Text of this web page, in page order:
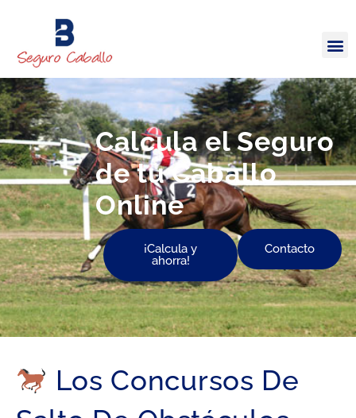
Calcula el Seguro
de tu Caballo
Online
¡Calcula y
ahorra!
Contacto
Los Concursos De